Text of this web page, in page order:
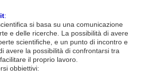
:
si basa su una comunicazione
e delle ricerche. La possibilità di avere
scientifiche, e un punto di incontro e
avere la possibilità di confrontarsi tra
il proprio lavoro.
obbiettivi: